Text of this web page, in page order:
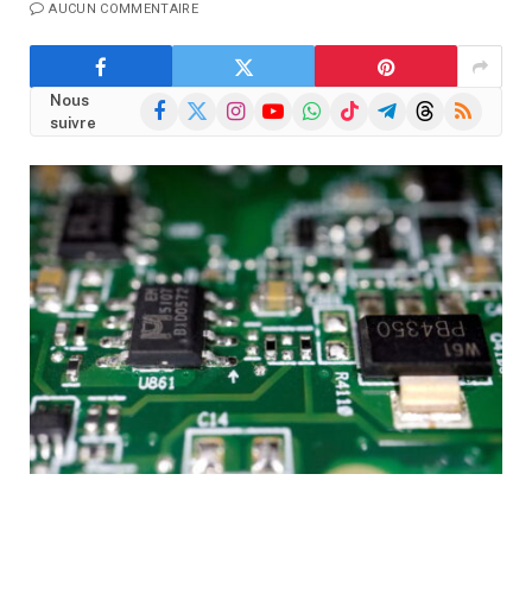
AUCUN COMMENTAIRE
Nous
suivre
Facebook
X
InstagramYouTubeWhatsAppTikTokTelegramThreads
RSS